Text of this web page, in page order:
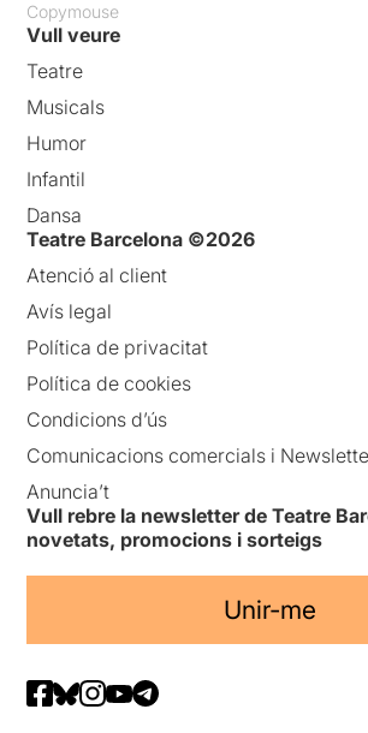
Copymouse
Vull veure
Teatre
Musicals
Humor
Infantil
Dansa
Teatre Barcelona ©2026
Atenció al client
Avís legal
Política de privacitat
Política de cookies
Condicions d’ús
Comunicacions comercials i
Anuncia’t
Vull rebre la newsletter de Teatre
novetats, promocions i sorteigs
Unir-me